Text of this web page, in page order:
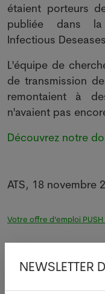
étaient porteurs
publiée dans la
Infectious
L'équipe de
de transmission
remontaient à
n'avaient pas
Découvrez notre
ATS, 18 novembre
Votre offre d’emploi PUSH
NEWSLETTER